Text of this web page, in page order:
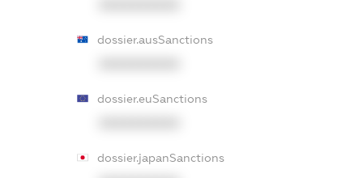
dossier.ausSanctions
dossier.euSanctions
dossier.japanSanctions